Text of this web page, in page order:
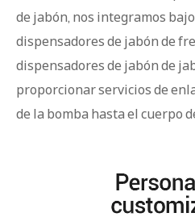
de jabón, nos integramos
dispensadores de jabón de
dispensadores de jabón de
proporcionar servicios de
de la bomba hasta el cuerpo